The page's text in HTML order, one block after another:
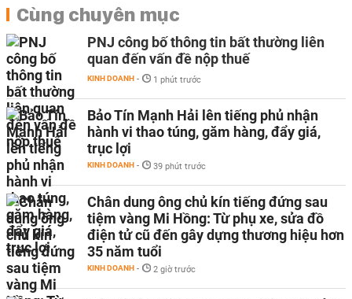
Cùng chuyên mục
PNJ công bố thông tin bất thường liên
quan đến vấn đề nộp thuế
KINH DOANH - 1 phút trước
Bảo Tín Mạnh Hải lên tiếng phủ nhận
hành vi thao túng, găm hàng, đẩy giá,
trục lợi
KINH DOANH - 39 phút trước
Chân dung ông chủ kín tiếng đứng sau
tiệm vàng Mi Hồng: Từ phụ xe, sửa đồ
điện tử cũ đến gây dựng thương hiệu hơn
35 năm tuổi
KINH DOANH - 2 giờ trước